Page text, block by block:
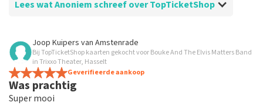
Lees wat Anoniem schreef over TopTicketShop
Beoordeling van Anoniem over TopTicketShop
Tevreden
Tevreden is perfect
De recensie is vertaald
Joop Kuipers van Amstenrade
Bij TopTicketShop kaarten gekocht voor Bouke And The Elvis Matters Band
in Trixxo Theater, Hasselt
Geverifieerde aankoop
Was prachtig
Super mooi